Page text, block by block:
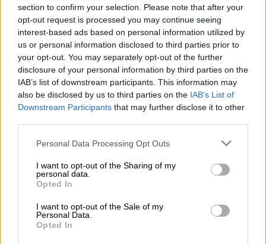
section to confirm your selection. Please note that after your
opt-out request is processed you may continue seeing
interest-based ads based on personal information utilized by
us or personal information disclosed to third parties prior to
your opt-out. You may separately opt-out of the further
disclosure of your personal information by third parties on the
IAB’s list of downstream participants. This information may
also be disclosed by us to third parties on the IAB’s List of
Downstream Participants that may further disclose it to other
Please note that this website/app uses one or more Google
not limited to your visit or usage behaviour. You may click to
grant or deny consent to Google and its third-party tags to
use your data for below specified purposes in below Google
consent section.
Personal Data Processing Opt Outs
I want to opt-out of the Sharing of my
personal data.
Opted In
I want to opt-out of the Sale of my
Personal Data.
Opted In
Finago Procountor
Business College Helsinki
Procountor on vahvasti osa opintoja. Jo
taloushallinnon opintojen alussa, teorian
opetuksessa, Procountorin avulla voi
helposti visualisoida, miten esimerkiksi
raportointi oikeasti...'
Lue koko asiakastarina